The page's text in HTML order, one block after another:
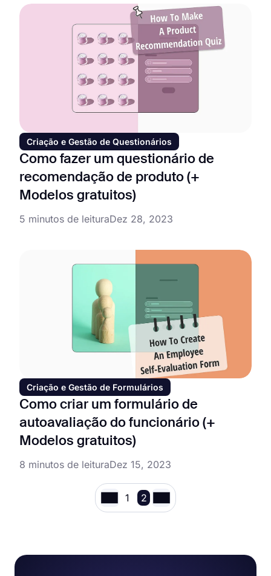
Criação e Gestão de Questionários
Como fazer um questionário de
recomendação de produto (+
Modelos gratuitos)
5 minutos de leituraDez 28, 2023
Criação e Gestão de Formulários
Como criar um formulário de
autoavaliação do funcionário (+
Modelos gratuitos)
8 minutos de leituraDez 15, 2023
1 2